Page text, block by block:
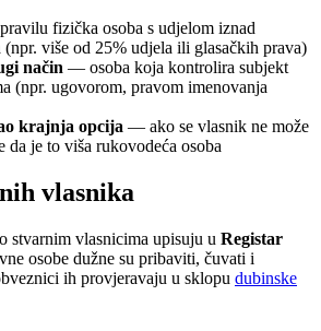
fizička osoba s udjelom iznad
(npr. više od 25% udjela ili glasačkih prava)
način — osoba koja kontrolira subjekt
(npr. ugovorom, pravom imenovanja
krajnja opcija — ako se vlasnik ne može
da je to viša rukovodeća osoba
vlasnika
stvarnim vlasnicima upisuju u Registar
osobe dužne su pribaviti, čuvati i
ih provjeravaju u sklopu dubinske